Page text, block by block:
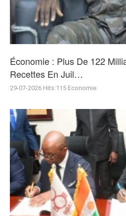
Économie : Plus De 122
Recettes En Juil…
29-07-2026 Hits:115 Economie